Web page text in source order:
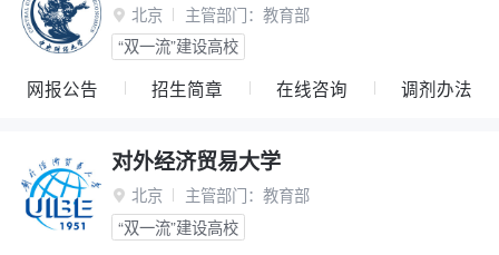
 北京 主管部门： 教育部
“双一流”建设高校
网报公告 招生简章 在线咨询 调剂办法
对外经济贸易大学
 北京 主管部门： 教育部
“双一流”建设高校